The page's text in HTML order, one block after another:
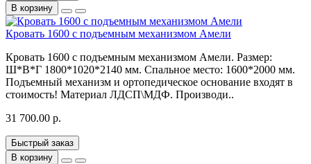
В корзину
Кровать 1600 с подъемным механизмом Амели
Кровать 1600 с подъемным механизмом Амели. Размер:
Ш*В*Г 1800*1020*2140 мм. Спальное место: 1600*2000 мм.
Подъемный механизм и ортопедическое основание входят в
стоимость! Материал ЛДСП\МДФ. Производи..
31 700.00 р.
Быстрый заказ
В корзину